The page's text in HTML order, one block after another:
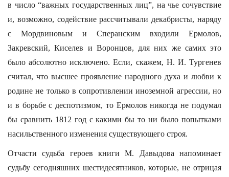
в число “важных государственных лиц”, на чье сочувствие
и, возможно, содействие рассчитывали декабристы, наряду
с Мордвиновым и Сперанским входили Ермолов,
Закревский, Киселев и Воронцов, для них же самих это
было абсолютно исключено. Если, скажем, Н. И. Тургенев
считал, что высшее проявление народного духа и любви к
родине не только в сопротивлении иноземной агрессии, но
и в борьбе с деспотизмом, то Ермолов никогда не подумал
бы сравнить 1812 год с какими бы то ни было попытками
насильственного изменения существующего строя.
Отчасти судьба героев книги М. Давыдова напоминает
судьбу сегодняшних шестидесятников, которые, не отрицая